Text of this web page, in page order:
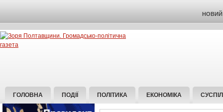
НОВИЙ
ГОЛОВНА ПОДІЇ ПОЛІТИКА ЕКОНОМІКА